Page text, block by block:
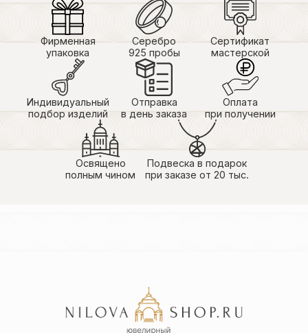
Фирменная
упаковка
Серебро
925 пробы
Сертификат
мастерской
Индивидуальный
подбор изделий
Отправка
в день заказа
Оплата
при получении
Освящено
полным чином
Подвеска в подарок
при заказе от 20 тыс.